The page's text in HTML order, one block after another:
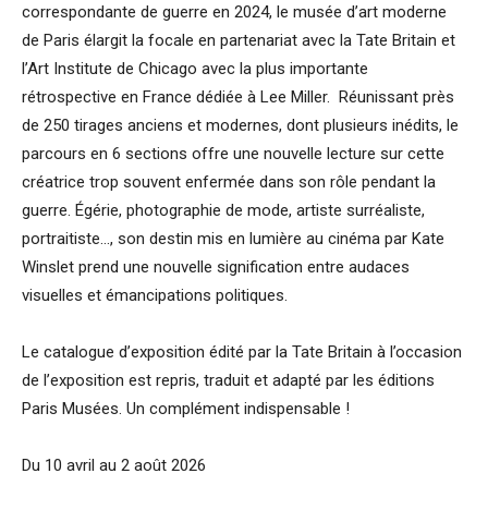
correspondante de guerre en 2024, le musée d’art moderne
de Paris élargit la focale en partenariat avec la Tate Britain et
l’Art Institute de Chicago avec la plus importante
rétrospective en France dédiée à Lee Miller. Réunissant près
de 250 tirages anciens et modernes, dont plusieurs inédits, le
parcours en 6 sections offre une nouvelle lecture sur cette
créatrice trop souvent enfermée dans son rôle pendant la
guerre. Égérie, photographie de mode, artiste surréaliste,
portraitiste…, son destin mis en lumière au cinéma par Kate
Winslet prend une nouvelle signification entre audaces
visuelles et émancipations politiques.
Le catalogue d’exposition édité par la Tate Britain à l’occasion
de l’exposition est repris, traduit et adapté par les éditions
Paris Musées. Un complément indispensable !
Du 10 avril au 2 août 2026